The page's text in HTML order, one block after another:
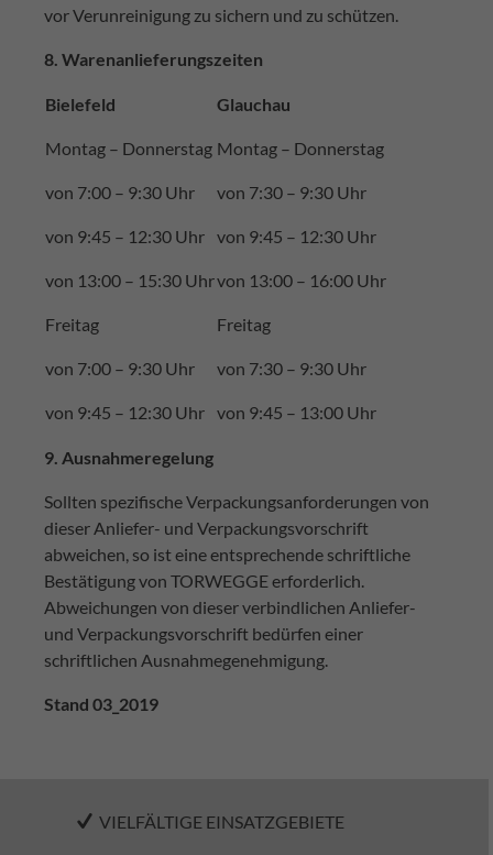
vor Verunreinigung zu sichern und zu schützen.
8. Warenanlieferungszeiten
Bielefeld
Montag – Donnerstag
von 7:00 – 9:30 Uhr
von 9:45 – 12:30 Uhr
von 13:00 – 15:30 Uhr
Freitag
von 7:00 – 9:30 Uhr
von 9:45 – 12:30 Uhr
Glauchau
Montag – Donnerstag
von 7:30 – 9:30 Uhr
von 9:45 – 12:30 Uhr
von 13:00 – 16:00 Uhr
Freitag
von 7:30 – 9:30 Uhr
von 9:45 – 13:00 Uhr
9. Ausnahmeregelung
Sollten spezifische Verpackungsanforderungen von
dieser Anliefer- und Verpackungsvorschrift
abweichen, so ist eine entsprechende schriftliche
Bestätigung von TORWEGGE erforderlich.
Abweichungen von dieser verbindlichen Anliefer-
und Verpackungsvorschrift bedürfen einer
schriftlichen Ausnahmegenehmigung.
Stand 03_2019
VIELFÄLTIGE EINSATZGEBIETE